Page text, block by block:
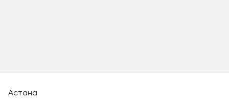
Астана